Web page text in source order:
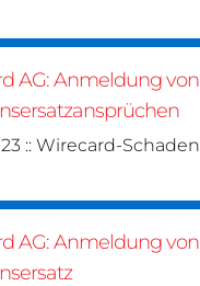
AG: Anmeldung von
:: Wirecard-Schaden
AG: Anmeldung von